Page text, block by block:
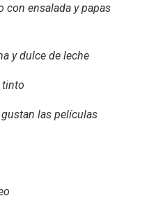
con ensalada y papas
y dulce de leche
tinto
las películas